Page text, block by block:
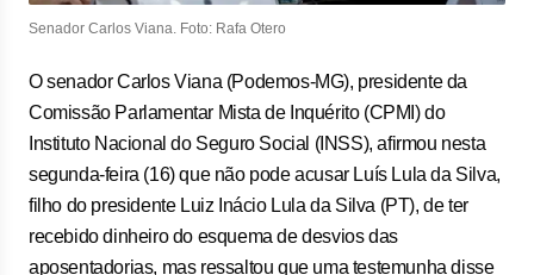
Senador Carlos Viana. Foto: Rafa Otero
O senador Carlos Viana (Podemos-MG), presidente da
Comissão Parlamentar Mista de Inquérito (CPMI) do
Instituto Nacional do Seguro Social (INSS), afirmou nesta
segunda-feira (16) que não pode acusar Luís Lula da Silva,
filho do presidente Luiz Inácio Lula da Silva (PT), de ter
recebido dinheiro do esquema de desvios das
aposentadorias, mas ressaltou que uma testemunha disse